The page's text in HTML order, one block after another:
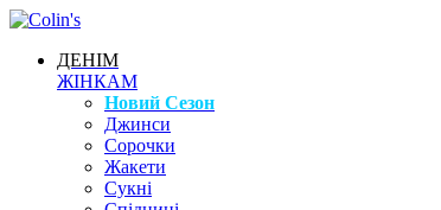
ДЕНІМ
ЖІНКАМ
Новий Сезон
Джинси
Сорочки
Жакети
Сукні